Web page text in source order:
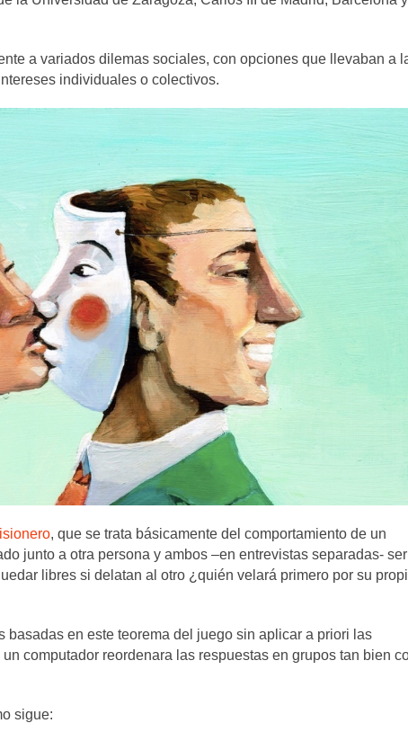
a variados dilemas sociales, con opciones que llevaban a
individuales o colectivos.
, que se trata básicamente del comportamiento de un
junto a otra persona y ambos –en entrevistas separadas-
libres si delatan al otro ¿quién velará primero por su
en este teorema del juego sin aplicar a priori las
computador reordenara las respuestas en grupos tan bien
sigue: